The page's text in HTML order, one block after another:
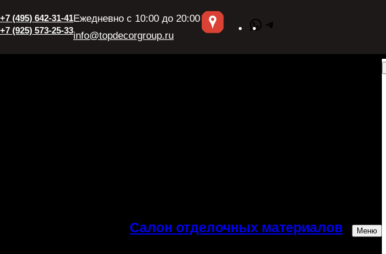
к
+7 (495) 642-31-41
+7 (925) 573-25-33
Ежедневно с 10:00 до 20:00
info@topdecorgroup.ru
WhatsApp
Салон отделочных материалов Меню